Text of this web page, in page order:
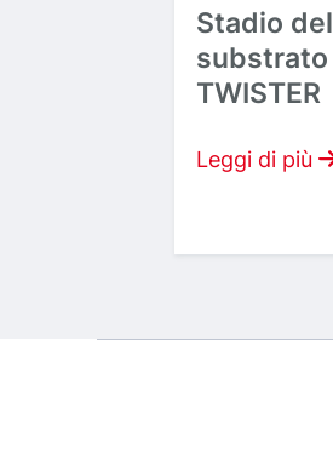
Stadio del
substrato
TWISTER
Leggi di più